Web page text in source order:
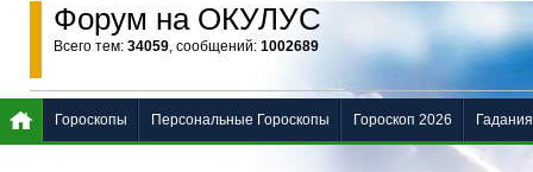
Форум на ОКУЛУС
Всего тем: 34059, сообщений: 1002689
Гороскопы Персональные Гороскопы Гороскоп 2026 Гадания